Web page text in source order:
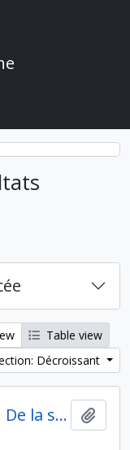
Table view
Décroissant
Anick Coudart. Trajectoires. De la sédentarisation à l'État